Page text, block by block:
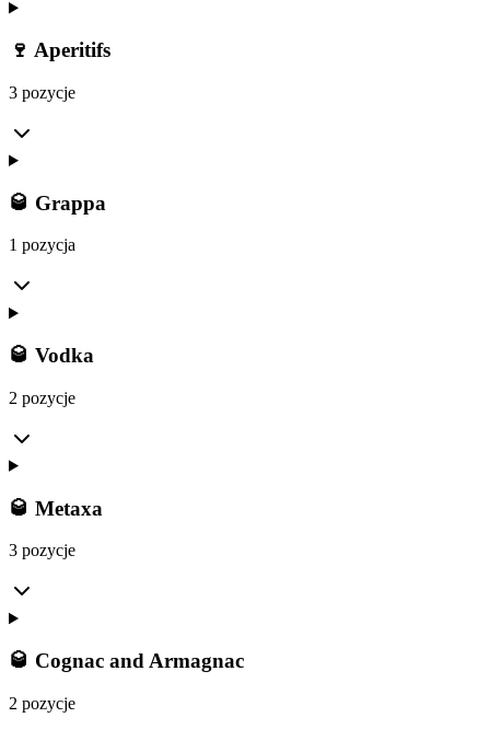
🍷 Aperitifs
3 pozycje
🥃 Grappa
1 pozycja
🥃 Vodka
2 pozycje
🥃 Metaxa
3 pozycje
🥃 Cognac and Armagnac
2 pozycje